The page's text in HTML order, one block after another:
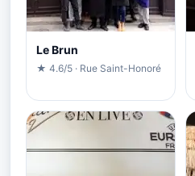
Le Brun
★ 4.6/5 · Rue Saint-Honoré